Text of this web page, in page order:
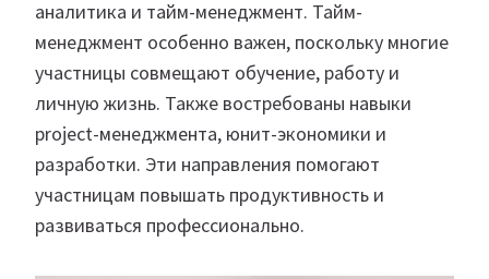
аналитика и тайм-менеджмент. Тайм-
менеджмент особенно важен, поскольку многие
участницы совмещают обучение, работу и
личную жизнь. Также востребованы навыки
project-менеджмента, юнит-экономики и
разработки. Эти направления помогают
участницам повышать продуктивность и
развиваться профессионально.